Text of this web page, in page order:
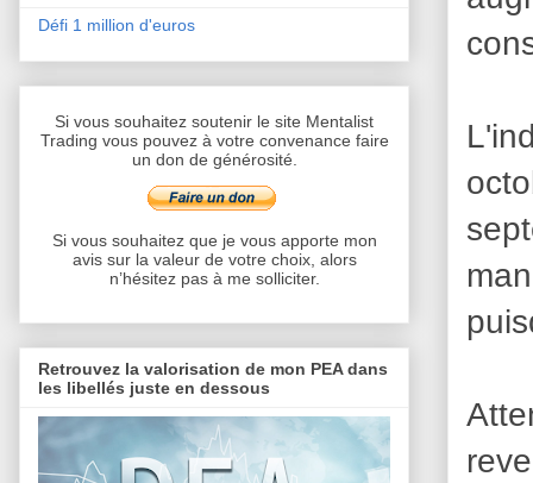
Défi 1 million d'euros
Si vous souhaitez soutenir le site Mentalist
Trading vous pouvez à votre convenance faire
un don de générosité.
Si vous souhaitez que je vous apporte mon
avis sur la valeur de votre choix, alors
n’hésitez pas à me solliciter.
Retrouvez la valorisation de mon PEA dans
les libellés juste en dessous